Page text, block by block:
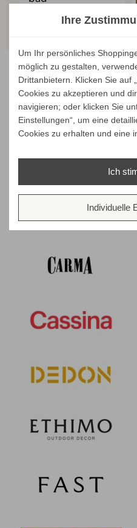
ALLE VARIANTEN ZEIGEN
Unsere
Ihre
Um Ihr persönliches
möglich zu gestalten,
Drittanbietern. Klicken Sie auf
Cookies zu akzeptieren und
navigieren; oder klicken Sie
Einstellungen“, um eine
Cookies zu erhalten und eine
Ich
Individuelle